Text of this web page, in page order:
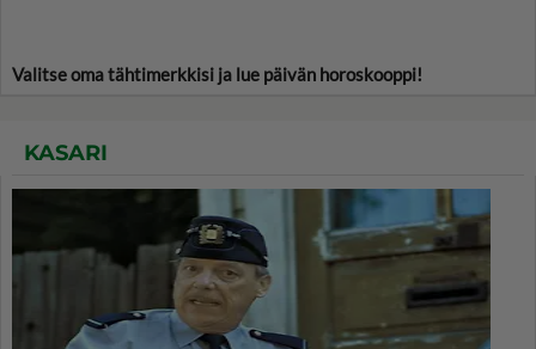
Valitse oma tähtimerkkisi ja lue päivän horoskooppi!
KASARI